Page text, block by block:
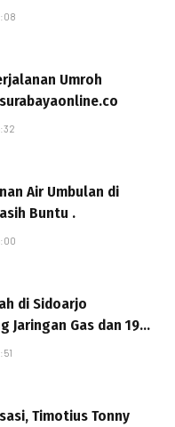
Umroh
Air Umbulan di
Buntu .
di Sidoarjo
Jaringan Gas dan 196
Nelayan
Timotius Tonny